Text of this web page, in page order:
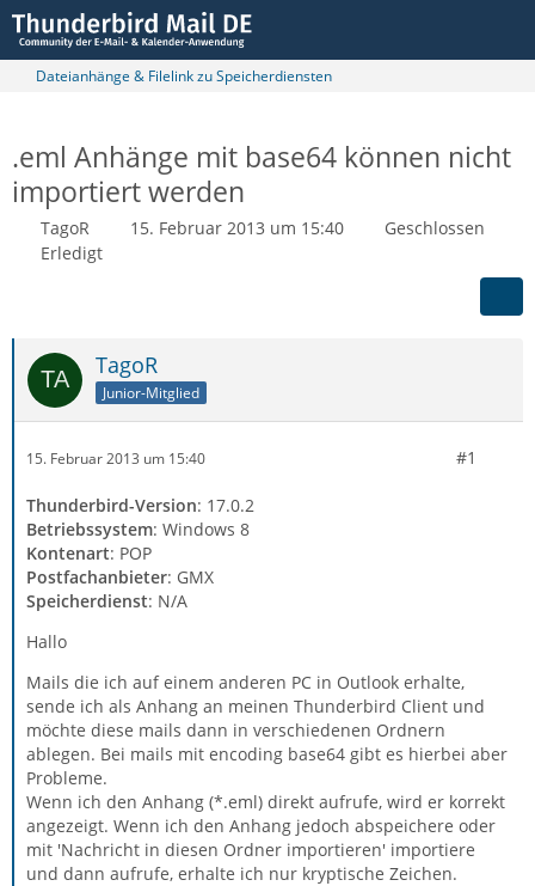
Dateianhänge & Filelink zu Speicherdiensten
.eml Anhänge mit base64 können nicht
importiert werden
TagoR 15. Februar 2013 um 15:40
Geschlossen
Erledigt
TagoR
Junior-Mitglied
15. Februar 2013 um 15:40 #1
Thunderbird-Version: 17.0.2
Betriebssystem: Windows 8
Kontenart: POP
Postfachanbieter: GMX
Speicherdienst: N/A
Hallo
Mails die ich auf einem anderen PC in Outlook erhalte,
sende ich als Anhang an meinen Thunderbird Client und
möchte diese mails dann in verschiedenen Ordnern
ablegen. Bei mails mit encoding base64 gibt es hierbei aber
Probleme.
Wenn ich den Anhang (*.eml) direkt aufrufe, wird er korrekt
angezeigt. Wenn ich den Anhang jedoch abspeichere oder
mit 'Nachricht in diesen Ordner importieren' importiere
und dann aufrufe, erhalte ich nur kryptische Zeichen.